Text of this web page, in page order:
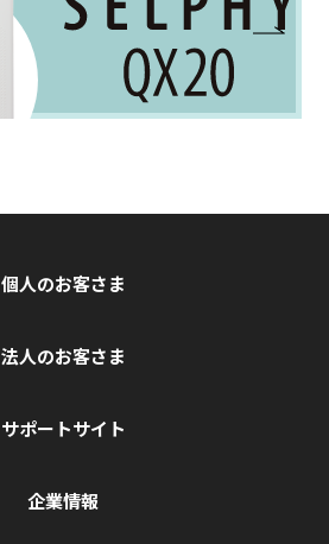
個人のお客さま
法人のお客さま
サポートサイト
企業情報